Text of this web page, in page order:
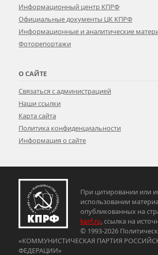
Информационный центр КПРФ
Официальные документы ЦК КПРФ
Информационные и аналитические
Фоторепортажи
О САЙТЕ
Связаться с администрацией
Наши ссылки
Карта сайта
Политика конфиденциальности
Информация о сайте
При цитировании или
использовании
опубликованных на
kprf.ru, ссылка на
© 1993-2026
«КОММУНИСТИЧЕСКАЯ ПАРТИЯ
ФЕДЕРАЦИИ»